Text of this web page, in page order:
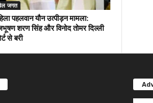
जगत
पहलवान यौन उत्पीड़न मामला:
शरण सिंह और विनोद तोमर दिल्ली
से बरी